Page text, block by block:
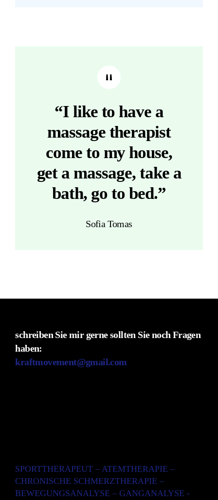
“I like to have a
massage therapist
come to my house,
get a massage, take a
bath, go to bed.”
Sofia Tomas
schreiben Sie mir gerne sollten Sie noch Fragen
haben:
kraftmovement@gmail.com
SPORTTHERAPEUT – ATEMTHERAPIE –
CHRONISCHE SCHMERZTHERAPIE –
BEWEGUNGSANALYSE – GANGANALYSE -